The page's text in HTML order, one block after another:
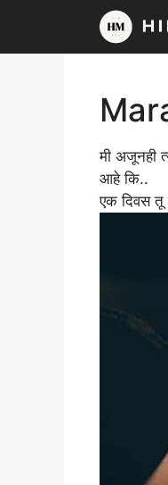
content
मी अजूनही
आहे कि..
एक दिवस